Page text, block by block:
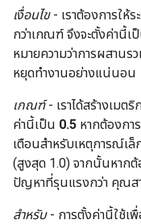
เงื่อนไข- เราต้องการให้
กว่าเกณฑ์ จึงจะตั้งค่านี้เ
หมายความว่าการผสานร
หยุดทำงานอย่างแน่นอน
เกณฑ์- เราได้สร้างเมต
ค่านี้เป็น 0.5 หากต้องกา
เตือนสำหรับเหตุการณ์เ
(สูงสุด 1.0) จากนั้นหากต้
ปัญหาที่รุนแรงกว่า คุณส
สำหรับ- การตั้งค่านี้ใช้เพื่